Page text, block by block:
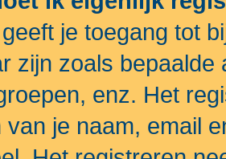
je toegang tot
zijn zoals
enz. Het
van je naam, email